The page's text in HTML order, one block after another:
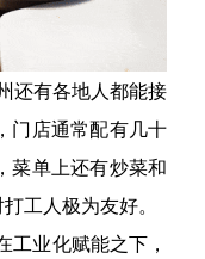
还有各地人都能接
门店通常配有几十
菜单上还有炒菜和
工人极为友好。
业化赋能之下，